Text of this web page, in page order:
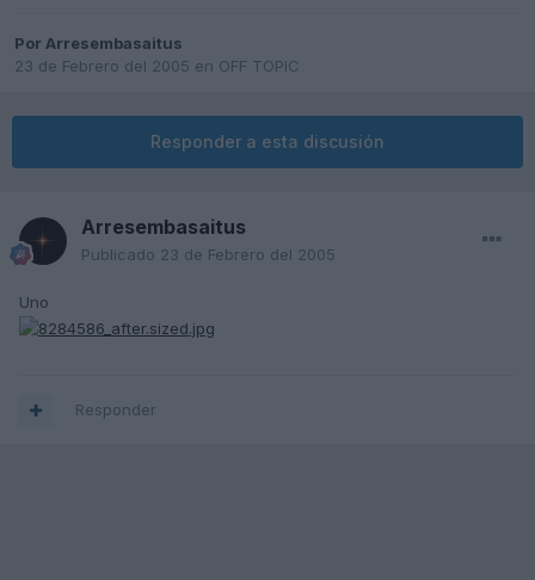
PorArresembasaitus
23 de Febrero del 2005 en OFF TOPIC
Responder a esta discusión
Arresembasaitus
Publicado 23 de Febrero del 2005
Uno
Responder